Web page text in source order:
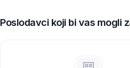
Poslodavci koji bi vas mogli